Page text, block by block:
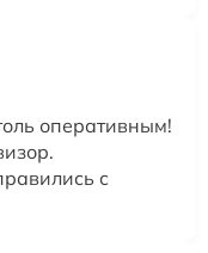
оперативным!
с